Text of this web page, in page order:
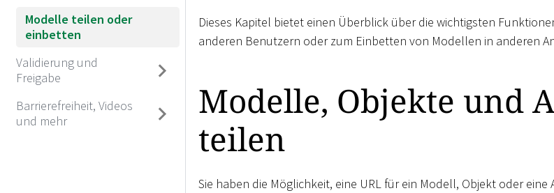
Modelle teilen oder
einbetten
Validierung und
Freigabe
Barrierefreiheit, Videos
und mehr
Dieses Kapitel bietet einen Überblick über die wichtigsten
anderen Benutzern oder zum Einbetten von Modellen in anderen
Modelle, Objekte und
teilen
Sie haben die Möglichkeit, eine URL für ein Modell, Objekt oder eine